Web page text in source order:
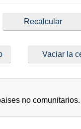
Vaciar la
no comunitarios.